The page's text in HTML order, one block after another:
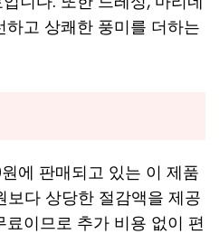
고 상쾌한 풍미를 더하는
에 판매되고 있는 이 제품
보다 상당한 절감액을 제공
이므로 추가 비용 없이 편